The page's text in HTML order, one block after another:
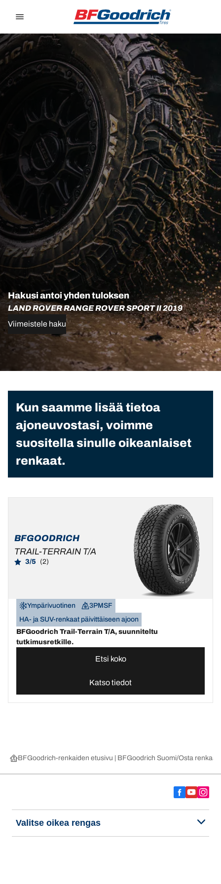
Hakusi antoi yhden tuloksen
LAND ROVER RANGE ROVER SPORT II 2019
Viimeistele haku
Kun saamme lisää tietoa
ajoneuvostasi, voimme
suositella sinulle oikeanlaiset
renkaat.
BFGOODRICH
TRAIL-TERRAIN T/A
3/5 (2)
Ympärivuotinen
3PMSF
HA- ja SUV-renkaat päivittäiseen ajoon
BFGoodrich Trail-Terrain T/A, suunniteltu
tutkimusretkille.
Etsi koko
Katso tiedot
BFGoodrich-renkaiden etusivu | BFGoodrich Suomi Osta renkaat
Valitse oikea rengas